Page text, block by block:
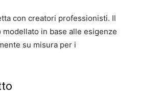
con creatori professionisti. Il
in base alle esigenze
su misura per i